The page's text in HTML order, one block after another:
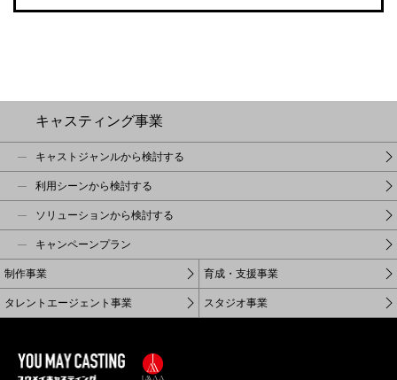
キャスティング事業
キャストジャンルから検討する
利用シーンから検討する
ソリューションから検討する
キャンペーンプラン
制作事業 育成・支援事業
タレントエージェント事業 スタジオ事業